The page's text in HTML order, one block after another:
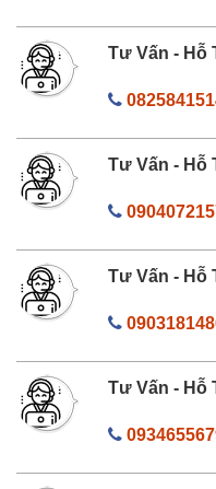
Tư Vấn - Hỗ
Tư Vấn - Hỗ
Tư Vấn - Hỗ
Tư Vấn - Hỗ